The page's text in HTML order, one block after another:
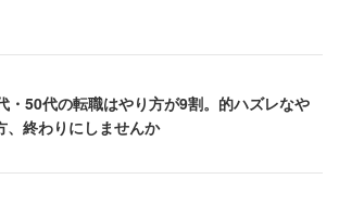
・50代の転職はやり方が9割。的ハズレなや
、終わりにしませんか